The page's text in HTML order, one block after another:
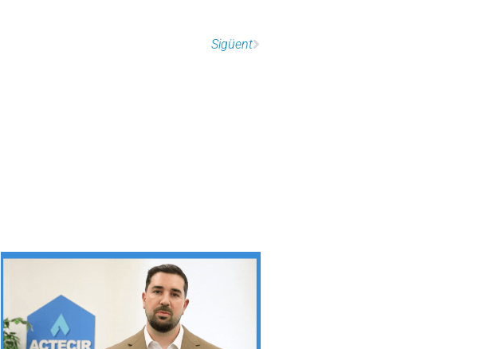
Sigüent